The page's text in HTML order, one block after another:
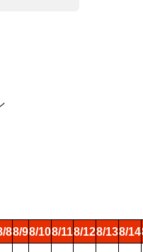
88/98/108/118/128/138/14